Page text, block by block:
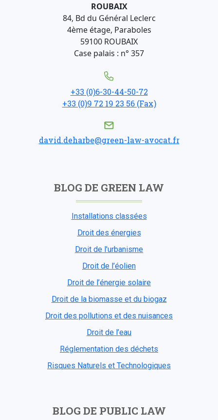
ROUBAIX
84, Bd du Général Leclerc
4ème étage, Paraboles
59100 ROUBAIX
Case palais : n° 357
+33 (0)6-30-44-50-72
+33 (0)9 72 19 23 56 (Fax)
david.deharbe@green-law-avocat.fr
BLOG DE GREEN LAW
Installations classées
Droit des énergies
Droit de l'urbanisme
Droit de l’éolien
Droit de l’énergie solaire
Droit de la biomasse et du biogaz
Droit des pollutions et des nuisances
Droit de l’eau
Réglementation des déchets
Risques Naturels et Technologiques
BLOG DE PUBLIC LAW